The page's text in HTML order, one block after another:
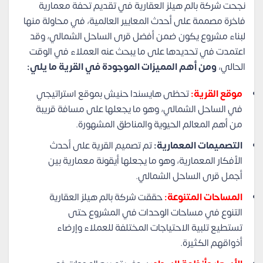
نجحت شركة بالم هيلز العقارية في تقديم تحفة معمارية
فاخرة مصممة على أحدث المعايير العالمية، في محاولة منها
لبناء مشروع يكون ضمن أفضل قرى الساحل الشمالي، وقد
اعتمدت في تحديدها على ما يبحث عنه العملاء في الوقت
الحالي،ومن أهم المميزات الموجودة في القرية ما يلي:
موقع القرية:تحظى هايسندا حنيش بموقع استراتيجي
في الساحل الشمالي، وهو ما يجعلها على مسافة قريبة
من أهم المعالم الحيوية والمناطق المشهورة.
التصميمات المعمارية:تم تصميم القرية على أحدث
الأفكار المعمارية، وهو ما يجعلها أيقونة معمارية بين
أجمل قرى الساحل الشمالي.
المساحات المتنوعة:حققت شركة بالم هيلز العقارية
التنوع في مساحات الوحدات في المشروع حتى
تستطيع تلبية الاحتياجات المختلفة للعملاء وإرضاء
أذواقهم الكثيرة.